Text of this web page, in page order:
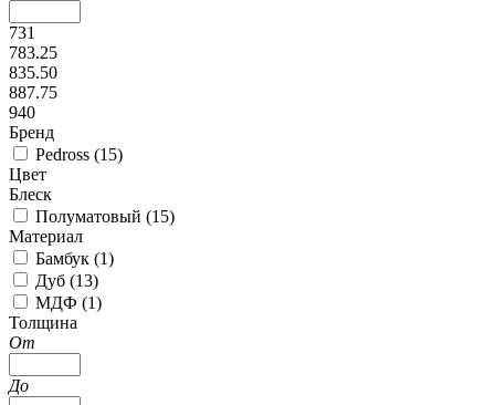
731
783.25
835.50
887.75
940
Бренд
Pedross (15)
Цвет
Блеск
Полуматовый (15)
Материал
Бамбук (1)
Дуб (13)
МДФ (1)
Толщина
От
До